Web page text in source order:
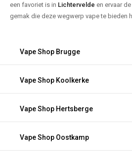
een favoriet is in Lichtervelde en ervaar
gemak die deze wegwerp vape te bieden
Vape Shop Brugge
Vape Shop Koolkerke
Vape Shop Hertsberge
Vape Shop Oostkamp